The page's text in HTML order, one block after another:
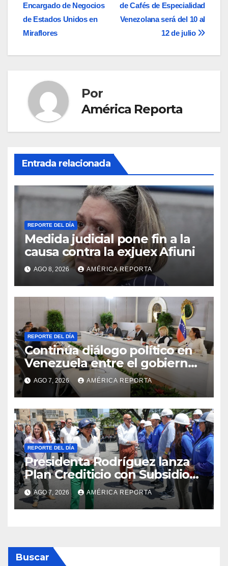
entradas
de Cafés de Especialidad
Venezolana será del 10 al
12 de julio
Encargado de Negocios
de Estados Unidos en
Miraflores
Por
América Reporta
Entrada relacionada
REPORTE DEL DÍA
Medida judicial pone fin a la
causa contra la exjuex Afiuni
AGO 8, 2026 AMÉRICA REPORTA
REPORTE DEL DÍA
Continúa diálogo político en
Venezuela entre el gobierno
y la oposición
AGO 7, 2026 AMÉRICA REPORTA
REPORTE DEL DÍA
Presidenta Rodríguez lanza
Plan Crediticio con Subsidio
Directo en encuentro con
Juntas de Condominio
AGO 7, 2026 AMÉRICA REPORTA
Buscar